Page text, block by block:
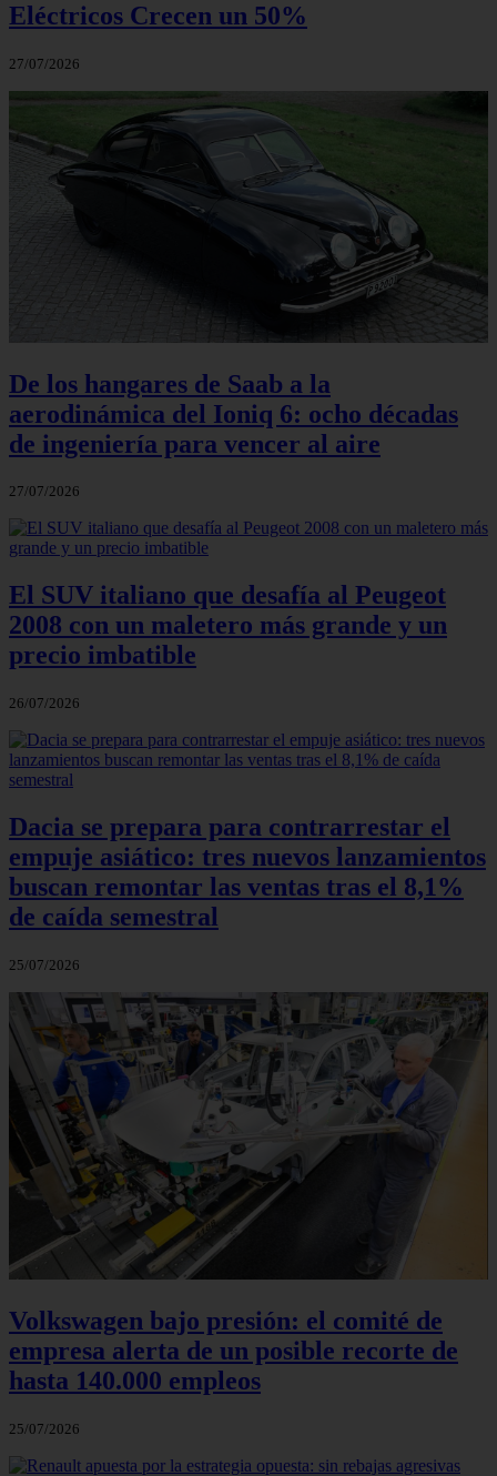
Eléctricos Crecen un 50%
27/07/2026
De los hangares de Saab a la
aerodinámica del Ioniq 6: ocho décadas
de ingeniería para vencer al aire
27/07/2026
El SUV italiano que desafía al Peugeot
2008 con un maletero más grande y un
precio imbatible
26/07/2026
Dacia se prepara para contrarrestar el
empuje asiático: tres nuevos lanzamientos
buscan remontar las ventas tras el 8,1%
de caída semestral
25/07/2026
Volkswagen bajo presión: el comité de
empresa alerta de un posible recorte de
hasta 140.000 empleos
25/07/2026